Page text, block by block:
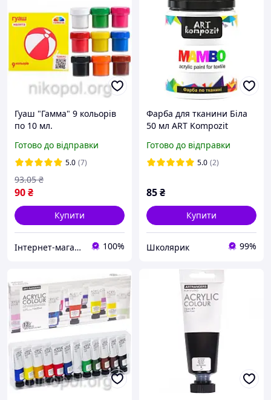
Гуаш "Гамма" 9 кольорів
по 10 мл.
Готово до відправки
5.0 (7)
90₴
93.05 ₴
Купити
Інтернет-магазин NikopoL - канцтовари для школи та офісу 100%
Фарба для тканини Біла
50 мл ART Kompozit
для одягу
Готово до відправки
5.0 (2)
85₴
Купити
Школярик 99%